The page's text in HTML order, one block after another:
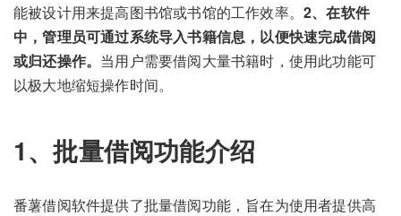
能被设计用来提高图书馆或书馆的工作效率。2、在软件
中，管理员可通过系统导入书籍信息，以便快速完成借阅
或归还操作。 当用户需要借阅大量书籍时，使用此功能可
以极大地缩短操作时间。
1、批量借阅功能介绍
番薯借阅软件提供了批量借阅功能，旨在为使用者提供高